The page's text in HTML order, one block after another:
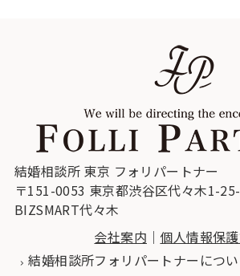
結婚相談所 東京 フォリパートナー
〒151-0053 東京都渋谷区代々木1-
BIZSMART代々木
会社案内 ｜ 個人情報保
結婚相談所フォリパートナーにつ